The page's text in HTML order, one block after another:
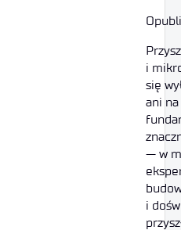
i
się
ani
— w
i